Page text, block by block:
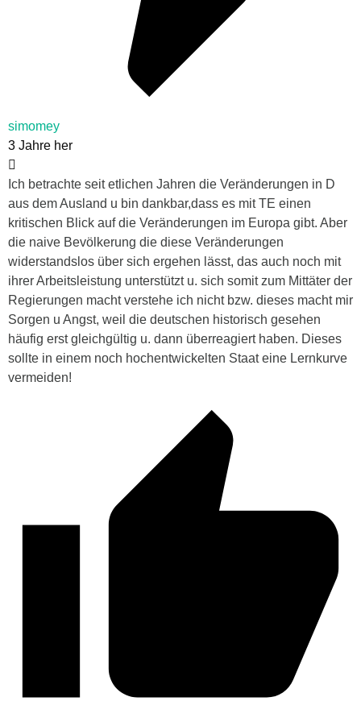
simomey
3 Jahre her
Ich betrachte seit etlichen Jahren die Veränderungen in D
aus dem Ausland u bin dankbar,dass es mit TE einen
kritischen Blick auf die Veränderungen im Europa gibt. Aber
die naive Bevölkerung die diese Veränderungen
widerstandslos über sich ergehen lässt, das auch noch mit
ihrer Arbeitsleistung unterstützt u. sich somit zum Mittäter der
Regierungen macht verstehe ich nicht bzw. dieses macht mir
Sorgen u Angst, weil die deutschen historisch gesehen
häufig erst gleichgültig u. dann überreagiert haben. Dieses
sollte in einem noch hochentwickelten Staat eine Lernkurve
vermeiden!